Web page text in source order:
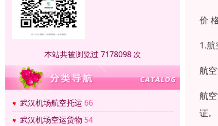
本站共被浏览过 7178098 次
武汉机场航空托运 66
武汉机场空运货物 54
价
1.
航
航
证。